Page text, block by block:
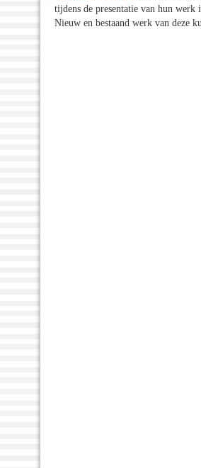
tijdens de presentatie van hun
Nieuw en bestaand werk van deze